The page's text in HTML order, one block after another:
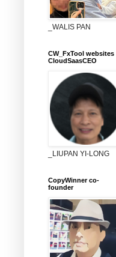
_WALIS PAN
CW_FxTool websites
CloudSaasCEO
_LIUPAN YI-LONG
CopyWinner co-
founder